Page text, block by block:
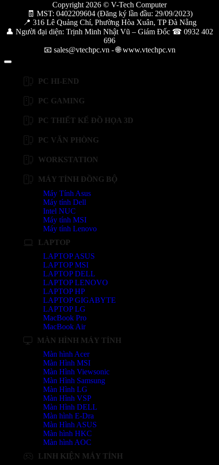
Copyright 2026 © V-Tech Computer
🧾 MST: 0402209604 (Đăng ký lần đầu: 29/09/2023)
📍 316 Lê Quảng Chí, Phường Hòa Xuân, TP Đà Nẵng
👤 Người đại diện: Trịnh Minh Nhật Vũ – Giám Đốc ☎ 0932 402
696
📧 sales@vtechpc.vn - 🌐 www.vtechpc.vn
PC HI-END
PC GAMING
PC THIẾT KẾ ĐỒ HỌA 3D
PC VĂN PHÒNG
WORKSTATION
MÁY TÍNH ĐỒNG BỘ
Máy Tính Asus
Máy tính Dell
Intel NUC
Máy tính MSI
Máy tính Lenovo
LAPTOP
LAPTOP ASUS
LAPTOP MSI
LAPTOP DELL
LAPTOP LENOVO
LAPTOP HP
LAPTOP GIGABYTE
LAPTOP LG
MacBook Pro
MacBook Air
MÀN HÌNH MÁY TÍNH
Màn hình Acer
Màn Hình MSI
Màn Hình Viewsonic
Màn Hình Samsung
Màn Hình LG
Màn Hình VSP
Màn Hình DELL
Màn hình E-Dra
Màn Hình ASUS
Màn hình HKC
Màn hình AOC
LINH KIỆN MÁY TÍNH